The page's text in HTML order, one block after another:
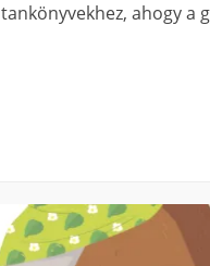
tankönyvekhez, ahogy a